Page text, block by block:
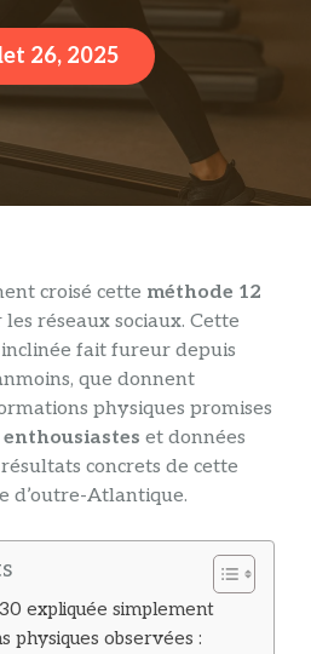
26, 2025
croisé cette méthode 12
les réseaux sociaux. Cette
fait fureur depuis
que donnent
physiques promises
et données
concrets de cette
d’outre-Atlantique.
expliquée simplement
physiques observées :